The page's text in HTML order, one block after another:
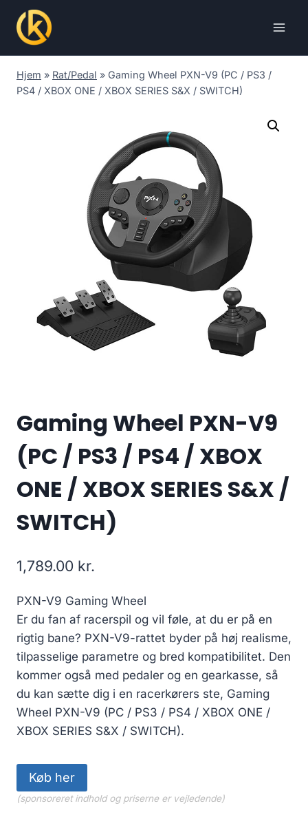
content
Hjem » Rat/Pedal » Gaming Wheel PXN-V9 (PC / PS3 /
PS4 / XBOX ONE / XBOX SERIES S&X / SWITCH)
Gaming Wheel PXN-V9
(PC / PS3 / PS4 / XBOX
ONE / XBOX SERIES S&X /
SWITCH)
1,789.00 kr.
PXN-V9 Gaming Wheel
Er du fan af racerspil og vil føle, at du er på en
rigtig bane? PXN-V9-rattet byder på høj realisme,
tilpasselige parametre og bred kompatibilitet. Den
kommer også med pedaler og en gearkasse, så
du kan sætte dig i en racerkørers ste, Gaming
Wheel PXN-V9 (PC / PS3 / PS4 / XBOX ONE /
XBOX SERIES S&X / SWITCH).
Køb her
(sponsoreret indhold og priserne er vejledende)